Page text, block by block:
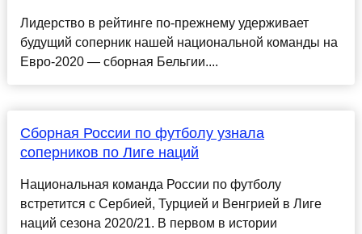
Лидерство в рейтинге по-прежнему удерживает
будущий соперник нашей национальной команды на
Евро-2020 — сборная Бельгии....
Сборная России по футболу узнала
соперников по Лиге наций
Национальная команда России по футболу
встретится с Сербией, Турцией и Венгрией в Лиге
наций сезона 2020/21. В первом в истории